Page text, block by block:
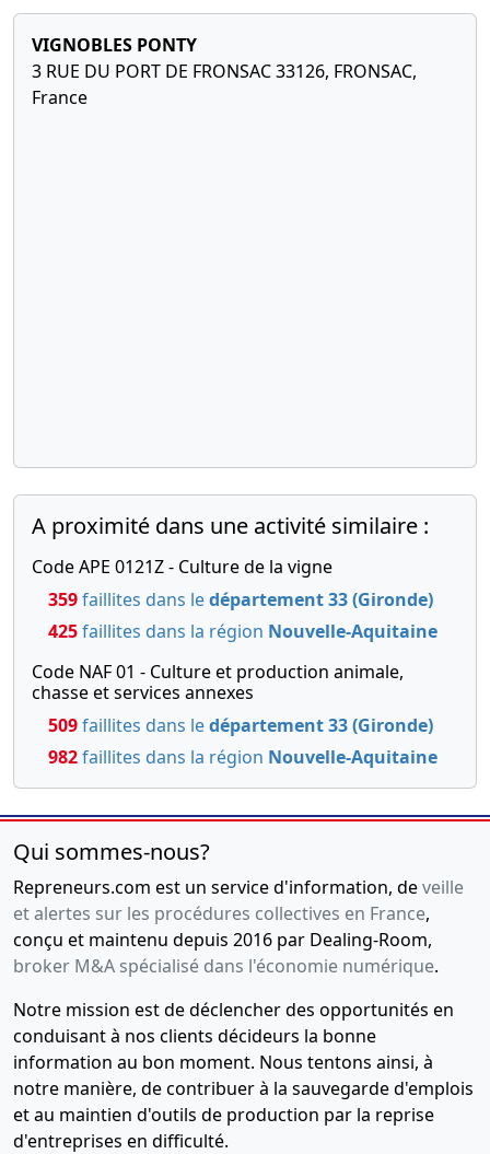
VIGNOBLES PONTY
3 RUE DU PORT DE FRONSAC 33126, FRONSAC,
France
A proximité dans une activité similaire :
Code APE 0121Z - Culture de la vigne
359faillites dans ledépartement 33 (Gironde)
425faillites dans la région Nouvelle-Aquitaine
Code NAF 01 - Culture et production animale,
chasse et services annexes
509faillites dans ledépartement 33 (Gironde)
982faillites dans la région Nouvelle-Aquitaine
Qui sommes-nous?
Repreneurs.com est un service d'information, deveille
et alertes sur les procédures collectives en France,
conçu et maintenu depuis 2016 par Dealing-Room,
broker M&A spécialisé dans l'économie numérique.
Notre mission est de déclencher des opportunités en
conduisant à nos clients décideurs la bonne
information au bon moment. Nous tentons ainsi, à
notre manière, de contribuer à la sauvegarde d'emplois
et au maintien d'outils de production par la reprise
d'entreprises en difficulté.